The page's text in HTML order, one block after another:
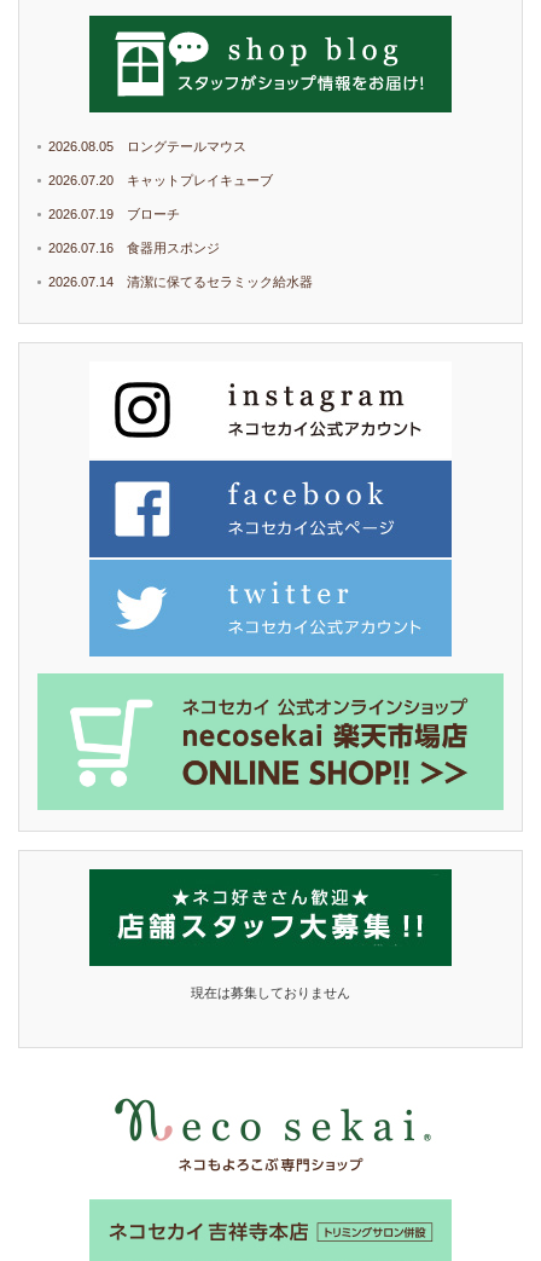
2026.08.05 ロングテールマウス
2026.07.20 キャットプレイキューブ
2026.07.19 ブローチ
2026.07.16 食器用スポンジ
2026.07.14 清潔に保てるセラミック給水器
現在は募集しておりません